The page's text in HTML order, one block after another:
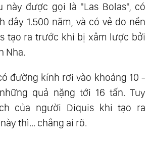
này được gọi là "Las Bolas", có
đây 1.500 năm, và có vẻ do nền
tạo ra trước khi bị xâm lược bởi
Nha.
đường kính rơi vào khoảng 10 -
quả nặng tới 16 tấn. Tuy
của người Diquis khi tạo ra
thì... chẳng ai rõ.